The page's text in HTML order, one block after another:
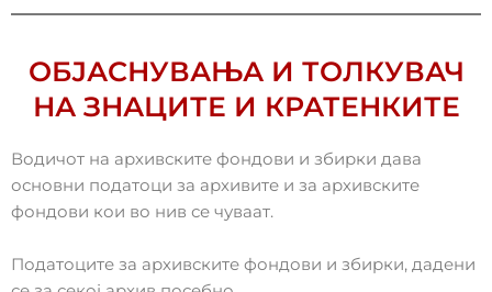
ОБЈАСНУВАЊА И ТОЛКУВАЧ
НА ЗНАЦИТЕ И КРАТЕНКИТЕ
Водичот на архивските фондови и збирки дава
основни податоци за архивите и за архивските
фондови кои во нив се чуваат.
Податоците за архивските фондови и збирки, дадени